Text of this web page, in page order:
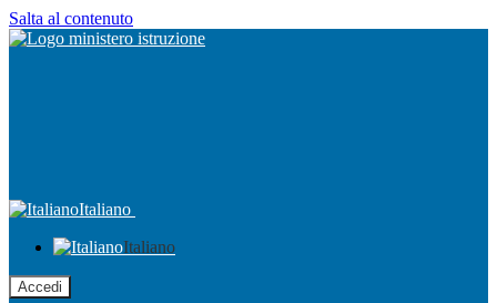
Salta al contenuto
Italiano
Italiano
Accedi